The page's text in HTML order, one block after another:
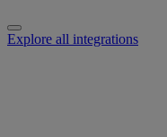
Explore all integrations